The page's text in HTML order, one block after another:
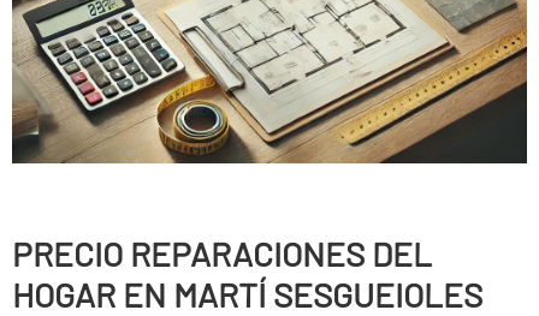
PRECIO REPARACIONES DEL
HOGAR EN MARTÍ SESGUEIOLES